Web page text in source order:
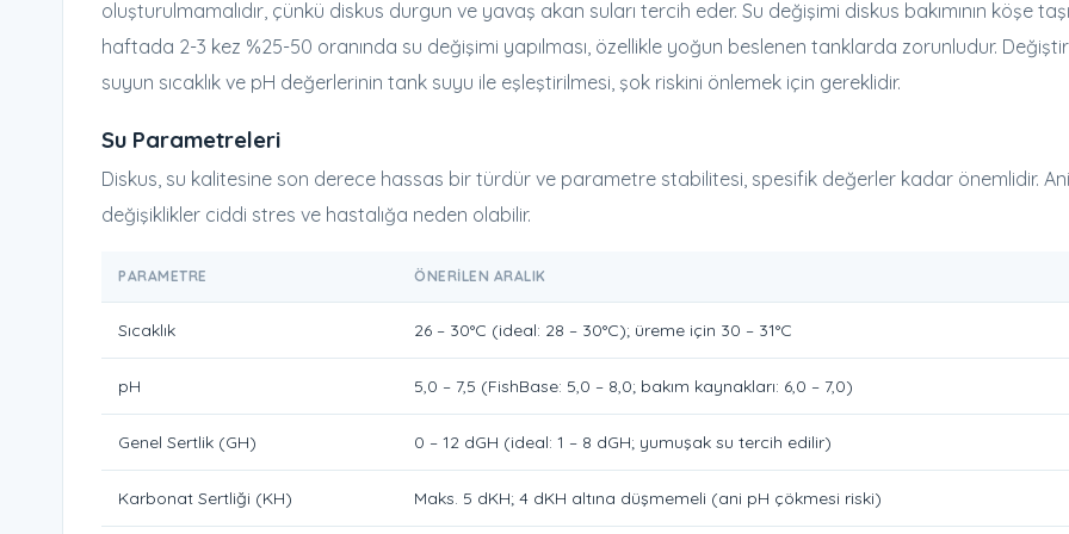
oluşturulmamalıdır, çünkü diskus durgun ve yavaş akan suları tercih eder. Su değişimi diskus bakımının köşe
haftada 2-3 kez %25-50 oranında su değişimi yapılması, özellikle yoğun beslenen tanklarda zorunludur.
suyun sıcaklık ve pH değerlerinin tank suyu ile eşleştirilmesi, şok riskini önlemek için gereklidir.
Su Parametreleri
Diskus, su kalitesine son derece hassas bir türdür ve parametre stabilitesi, spesifik değerler kadar önemlidir. Ani
değişiklikler ciddi stres ve hastalığa neden olabilir.
PARAMETRE ÖNERILEN ARALIK
Sıcaklık 26 – 30°C (ideal: 28 – 30°C); üreme için 30 – 31°C
pH 5,0 – 7,5 (FishBase: 5,0 – 8,0; bakım kaynakları: 6,0 – 7,0)
Genel Sertlik (GH) 0 – 12 dGH (ideal: 1 – 8 dGH; yumuşak su tercih edilir)
Karbonat Sertliği (KH) Maks. 5 dKH; 4 dKH altına düşmemeli (ani pH çökmesi riski)